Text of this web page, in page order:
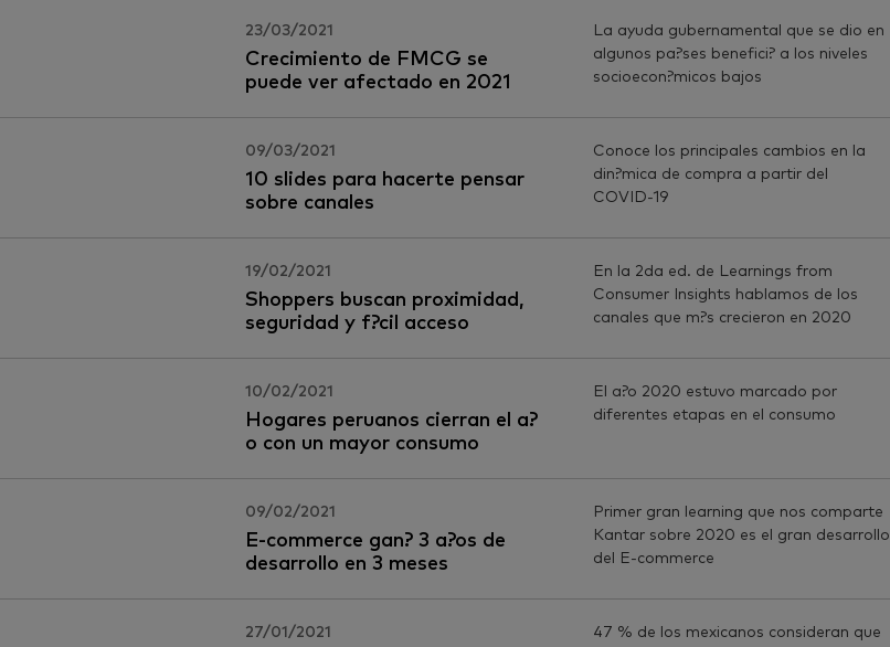
23/03/2021
Crecimiento de FMCG se
puede ver afectado en 2021
La ayuda gubernamental que se dio en
algunos pa?ses benefici? a los niveles
socioecon?micos bajos
09/03/2021
10 slides para hacerte pensar
sobre canales
Conoce los principales cambios en la
din?mica de compra a partir del
COVID-19
19/02/2021
Shoppers buscan proximidad,
seguridad y f?cil acceso
En la 2da ed. de Learnings from
Consumer Insights hablamos de los
canales que m?s crecieron en 2020
10/02/2021
Hogares peruanos cierran el a?
o con un mayor consumo
El a?o 2020 estuvo marcado por
diferentes etapas en el consumo
09/02/2021
E-commerce gan? 3 a?os de
desarrollo en 3 meses
Primer gran learning que nos comparte
Kantar sobre 2020 es el gran desarrollo
del E-commerce
27/01/2021
47 % de los mexicanos consideran que